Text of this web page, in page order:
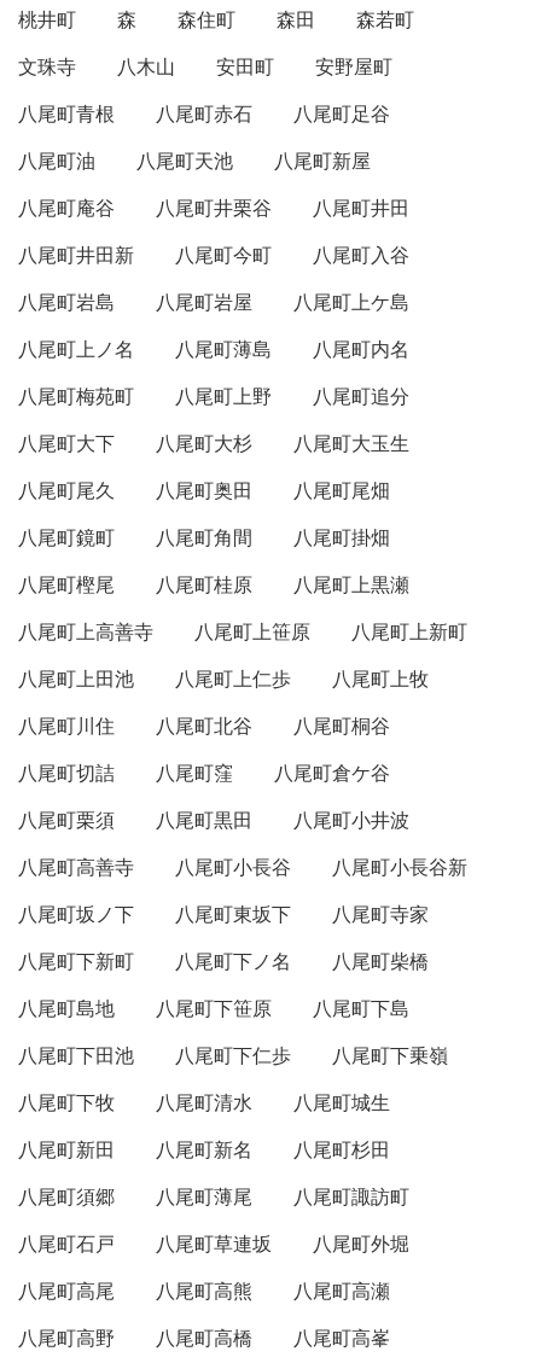
桃井町 森 森住町 森田
森若町
文珠寺
八木山 安田町
安野屋町
八尾町青根
八尾町赤石
八尾町足谷
八尾町油
八尾町天池
八尾町新屋
八尾町庵谷
八尾町井栗谷
八尾町井田
八尾町井田新
八尾町今町
八尾町入谷
八尾町岩島
八尾町岩屋
八尾町上ケ島
八尾町上ノ名
八尾町薄島
八尾町内名
八尾町梅苑町
八尾町上野
八尾町追分
八尾町大下
八尾町大杉
八尾町大玉生
八尾町尾久
八尾町奥田
八尾町尾畑
八尾町鏡町
八尾町角間
八尾町掛畑
八尾町樫尾
八尾町桂原
八尾町上黒瀬
八尾町上高善寺
八尾町上笹原
八尾町上新町
八尾町上田池
八尾町上仁歩
八尾町上牧
八尾町川住
八尾町北谷
八尾町桐谷
八尾町切詰
八尾町窪
八尾町倉ケ谷
八尾町栗須
八尾町黒田
八尾町小井波
八尾町高善寺
八尾町小長谷
八尾町小長谷新
八尾町坂ノ下
八尾町東坂下
八尾町寺家
八尾町下新町
八尾町下ノ名
八尾町柴橋
八尾町島地
八尾町下笹原
八尾町下島
八尾町下田池
八尾町下仁歩
八尾町下乗嶺
八尾町下牧
八尾町清水
八尾町城生
八尾町新田
八尾町新名
八尾町杉田
八尾町須郷
八尾町薄尾
八尾町諏訪町
八尾町石戸
八尾町草連坂
八尾町外堀
八尾町高尾
八尾町高熊
八尾町高瀬
八尾町高野
八尾町高橋
八尾町高峯